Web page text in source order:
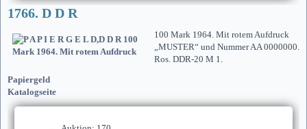
1766. D D R
100 Mark 1964. Mit rotem Aufdruck
„MUSTER“ und Nummer AA 0000000.
Ros. DDR-20 M 1.
Papiergeld
Katalogseite